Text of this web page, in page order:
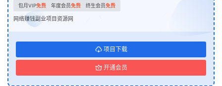
包月VIP免费 年度会员免费 终生会员免费
网络赚钱副业项目资源网
项目下载
开通会员